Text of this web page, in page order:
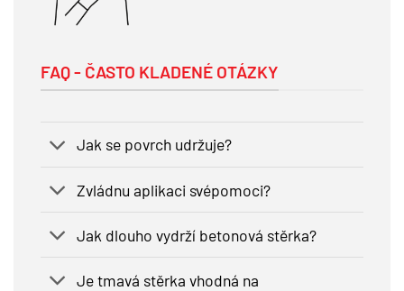
FAQ - ČASTO KLADENÉ OTÁZKY
Jak se povrch udržuje?
Zvládnu aplikaci svépomoci?
Jak dlouho vydrží betonová stěrka?
Je tmavá stěrka vhodná na